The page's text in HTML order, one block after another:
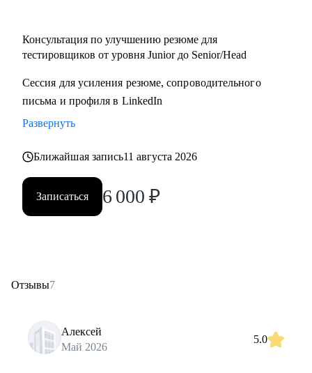
• QA Lead
Консультация по улучшению резюме для
тестировщиков от уровня Junior до Senior/Head
Сессия для усиления резюме, сопроводительного
письма и профиля в LinkedIn
Развернуть
Ближайшая запись11 августа 2026
Записаться 6 000 ₽
Отзывы7
Алексей
Май 2026
5.0